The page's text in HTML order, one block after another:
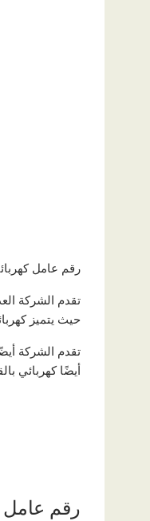
رقم عامل
تقدم الشركة
حيث يتميز
تقدم الشركة
أيضًا كهربائي
رقم عامل